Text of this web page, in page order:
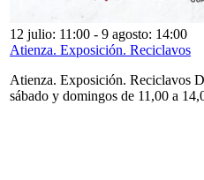
12 julio: 11:00 - 9 agosto: 14:00
Atienza. Exposición. Reciclavos
Atienza. Exposición. Reciclavos
sábado y domingos de 11,00 a